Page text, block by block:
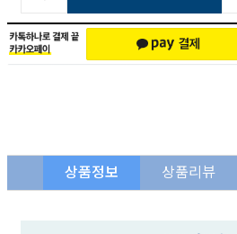
상품정보 상품리뷰